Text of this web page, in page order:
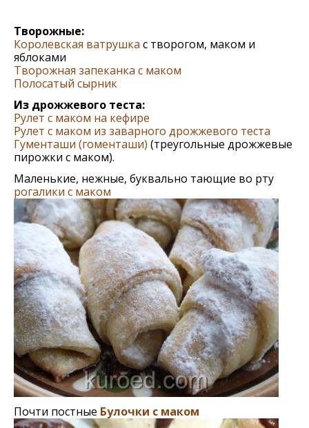
Творожные:
Королевская ватрушка с творогом, маком и
яблоками
Творожная запеканка с маком
Полосатый сырник
Из дрожжевого теста:
Рулет с маком на кефире
Рулет с маком из заварного дрожжевого теста
Гументаши (гоменташи) (треугольные дрожжевые
пирожки с маком).
Маленькие, нежные, буквально тающие во рту
рогалики с маком
Почти постные Булочки с маком